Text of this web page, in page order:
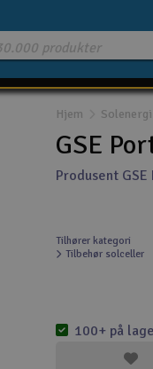
Hjem Solenergi
GSE
Produsent
Tilhører kategori
Tilbehør solceller
100+ på